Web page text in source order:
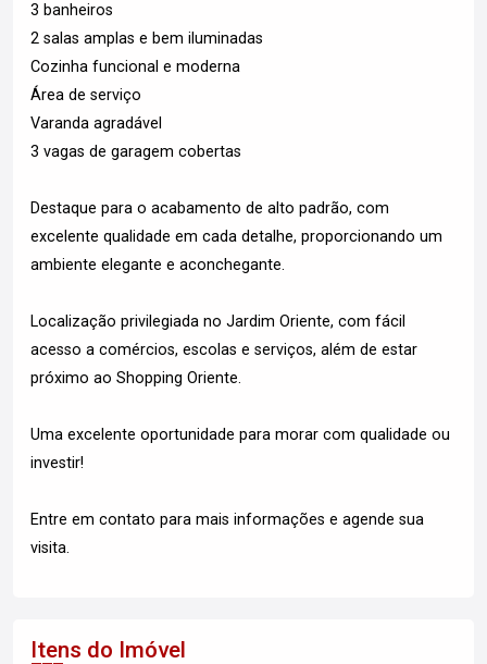
3 banheiros
2 salas amplas e bem iluminadas
Cozinha funcional e moderna
Área de serviço
Varanda agradável
3 vagas de garagem cobertas
Destaque para o acabamento de alto padrão, com
excelente qualidade em cada detalhe, proporcionando um
ambiente elegante e aconchegante.
Localização privilegiada no Jardim Oriente, com fácil
acesso a comércios, escolas e serviços, além de estar
próximo ao Shopping Oriente.
Uma excelente oportunidade para morar com qualidade ou
investir!
Entre em contato para mais informações e agende sua
visita.
Itens do Imóvel